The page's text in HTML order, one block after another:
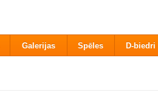
Galerijas Spēles D-biedri